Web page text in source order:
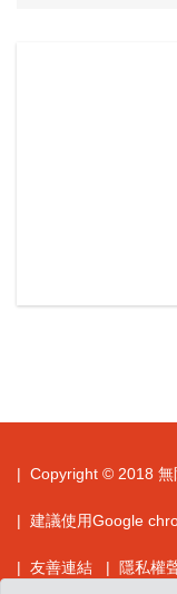
| Copyright © 2018 無
| 建議使用Google
| 友善連結 | 隱私權